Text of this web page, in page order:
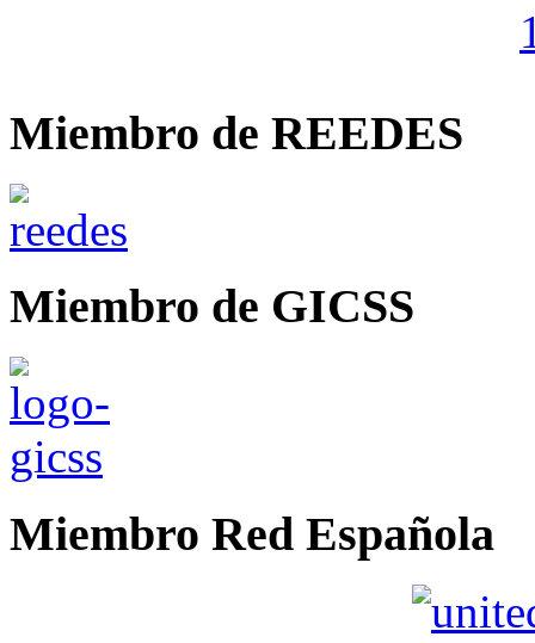
Miembro de REEDES
Miembro de GICSS
Miembro Red Española